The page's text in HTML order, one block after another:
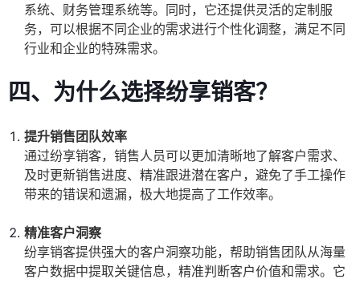
系统、财务管理系统等。同时，它还提供灵活的定制服
务，可以根据不同企业的需求进行个性化调整，满足不同
行业和企业的特殊需求。
四、为什么选择纷享销客？
提升销售团队效率
通过纷享销客，销售人员可以更加清晰地了解客户需求、
及时更新销售进度、精准跟进潜在客户，避免了手工操作
带来的错误和遗漏，极大地提高了工作效率。
精准客户洞察
纷享销客提供强大的客户洞察功能，帮助销售团队从海量
客户数据中提取关键信息，精准判断客户价值和需求。它